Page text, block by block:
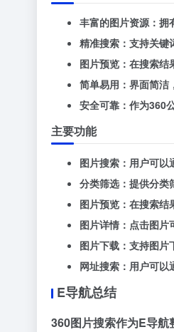
丰富的图片资源：拥
精准搜索 ：支持关
图片预览 ：在搜索
简单易用 ：界面简洁
安全可靠 ：作为360
主要功能
图片搜索 ：用户可
分类筛选：提供分类
图片预览 ：在搜索
图片详情 ：点击图
图片下载 ：支持图
网址搜索 ：用户可
E导航总结
360图片搜索作为E导